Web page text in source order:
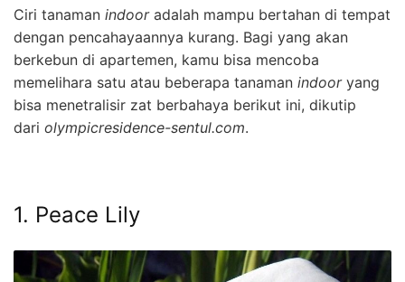
Ciri tanaman indoor adalah mampu bertahan di tempat
dengan pencahayaannya kurang. Bagi yang akan
berkebun di apartemen, kamu bisa mencoba
memelihara satu atau beberapa tanaman indoor yang
bisa menetralisir zat berbahaya berikut ini, dikutip
dari olympicresidence-sentul.com.
1. Peace Lily